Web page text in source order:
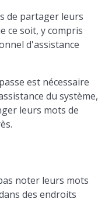
de partager leurs
ce soit, y compris
d'assistance
est nécessaire
du système,
leurs mots de
noter leurs mots
des endroits